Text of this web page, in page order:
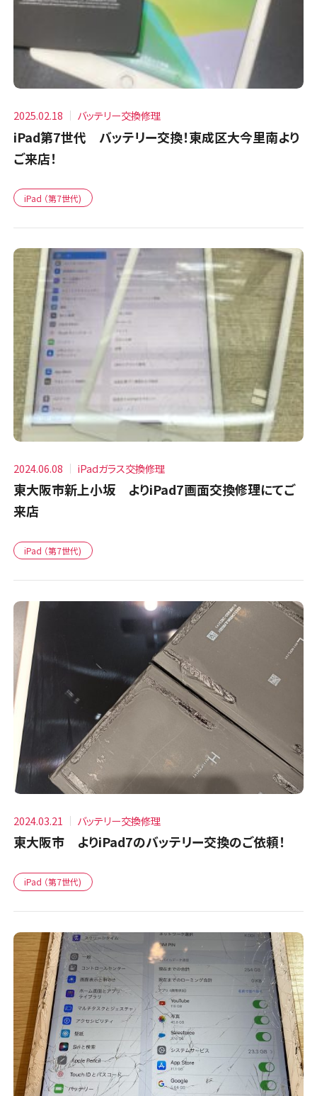
2025.02.18 バッテリー交換修理
iPad第7世代 バッテリー交換！東成区大今里南より
ご来店！
iPad （第7世代)
2024.06.08 iPadガラス交換修理
東大阪市新上小坂 よりiPad7画面交換修理にてご
来店
iPad （第7世代)
2024.03.21 バッテリー交換修理
東大阪市 よりiPad7のバッテリー交換のご依頼！
iPad （第7世代)